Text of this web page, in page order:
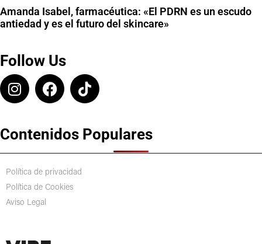
Amanda Isabel, farmacéutica: «El PDRN es un escudo
antiedad y es el futuro del skincare»
Follow Us
Contenidos Populares
Política de privacidad
Política de Cookies
Aviso Legal